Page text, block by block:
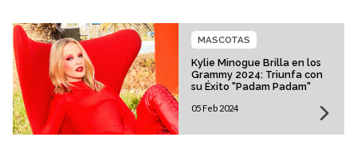
Kylie Minogue Brilla en los
Grammy 2024: Triunfa con
su Éxito "Padam Padam"
MASCOTAS
05 Feb 2024